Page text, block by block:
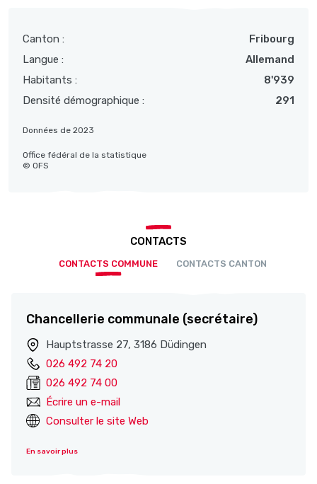
Canton :
Fribourg
Langue :
Allemand
Habitants :
8'939
Densité démographique :
291
Données de 2023
Office fédéral de la statistique
© OFS
CONTACTS
CONTACTS COMMUNE CONTACTS CANTON
Chancellerie communale (secrétaire)
Hauptstrasse 27, 3186 Düdingen
026 492 74 20
026 492 74 00
Écrire un e-mail
Consulter le site Web
En savoir plus